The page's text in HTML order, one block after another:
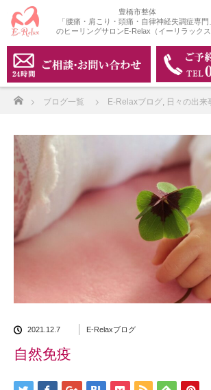
豊橋市整体
「腰痛・肩こり・頭痛・自律神経失調症専門
のヒーリングサロンE-Relax（イーリラックス
ブログ一覧 E-Relaxブログ, 日々の出来
2021.12.7 E-Relaxブログ
自然免疫